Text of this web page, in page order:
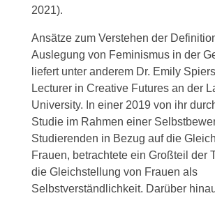
2021).
Ansätze zum Verstehen der
Auslegung von Feminismus in der
liefert unter anderem Dr. Emily
Lecturer in Creative Futures an der
University. In einer 2019 von ihr
Studie im Rahmen einer
Studierenden in Bezug auf die
Frauen, betrachtete ein Großteil der
die Gleichstellung von Frauen als
Selbstverständlichkeit. Darüber